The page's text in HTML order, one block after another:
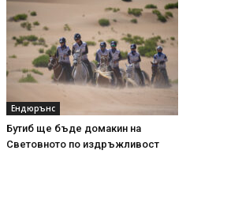
Ендюрънс
Бутиб ще бъде домакин на
Световното по издръжливост